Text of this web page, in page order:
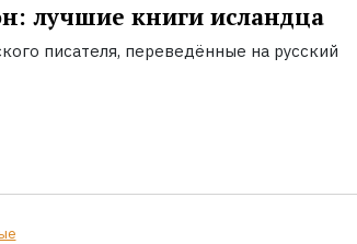
лучшие книги исландца
писателя, переведённые на русский